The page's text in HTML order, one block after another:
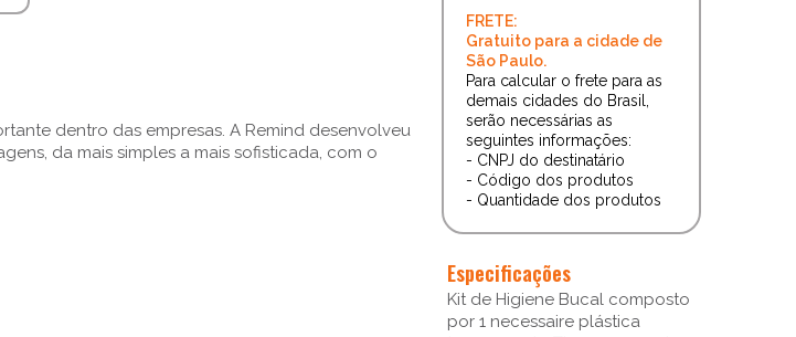
dentro das empresas. A Remind desenvolveu
da mais simples a mais sofisticada, com o
FRETE:
Gratuito para a cidade de
São Paulo.
Para calcular o frete para as
demais cidades do Brasil,
serão necessárias as
seguintes informações:
- CNPJ do destinatário
- Código dos produtos
- Quantidade dos produtos
Especificações
Kit de Higiene Bucal composto
por 1 necessaire plástica